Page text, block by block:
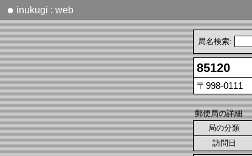
● inukugi : web
局名検索:
85120
〒998-0111
郵便局の詳細
局の分類
訪問日